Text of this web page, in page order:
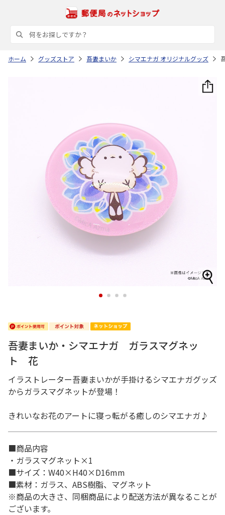
ホーム グッズストア 吾妻まいか シマエナガ オリジナルグッズ
1 2 3 4
吾妻まいか・シマエナガ ガラスマグネッ
ト 花
イラストレーター吾妻まいかが手掛けるシマエナガグッズ
からガラスマグネットが登場！
きれいなお花のアートに寝っ転がる癒しのシマエナガ♪
■商品内容
・ガラスマグネット×1
■サイズ：W40×H40×D16mm
■素材：ガラス、ABS樹脂、マグネット
※商品の大きさ、同梱商品により配送方法が異なることが
ございます。